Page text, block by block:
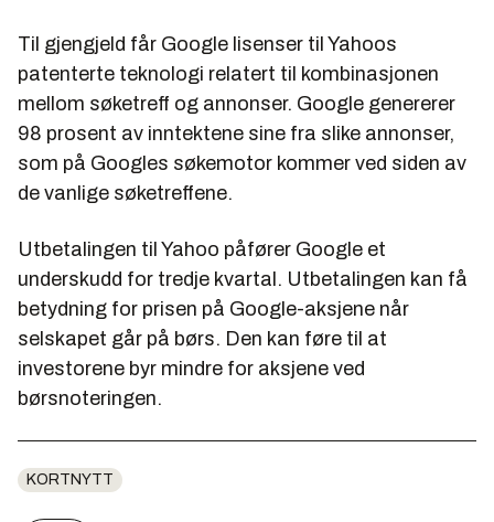
Til gjengjeld får Google lisenser til Yahoos
patenterte teknologi relatert til kombinasjonen
mellom søketreff og annonser. Google genererer
98 prosent av inntektene sine fra slike annonser,
som på Googles søkemotor kommer ved siden av
de vanlige søketreffene.
Utbetalingen til Yahoo påfører Google et
underskudd for tredje kvartal. Utbetalingen kan få
betydning for prisen på Google-aksjene når
selskapet går på børs. Den kan føre til at
investorene byr mindre for aksjene ved
børsnoteringen.
KORTNYTT